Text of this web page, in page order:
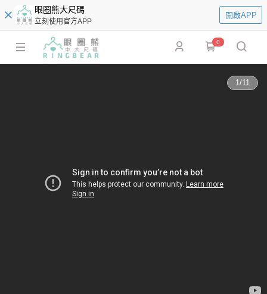
眼圈熊大尺碼
立刻使用官方APP
開啟APP
0
1/11